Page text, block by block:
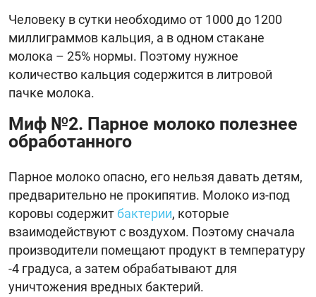
Человеку в сутки необходимо от 1000 до 1200
миллиграммов кальция, а в одном стакане
молока – 25% нормы. Поэтому нужное
количество кальция содержится в литровой
пачке молока.
Миф №2. Парное молоко полезнее
обработанного
Парное молоко опасно, его нельзя давать детям,
предварительно не прокипятив. Молоко из-под
коровы содержитбактерии, которые
взаимодействуют с воздухом. Поэтому сначала
производители помещают продукт в температуру
-4 градуса, а затем обрабатывают для
уничтожения вредных бактерий.